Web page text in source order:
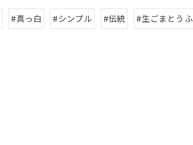
#真っ白 #シンプル #伝統 #生ごまとうふ